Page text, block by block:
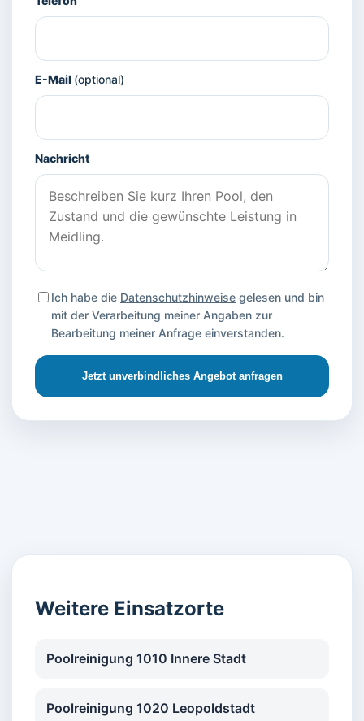
E-Mail (optional)
Nachricht
Ich habe die Datenschutzhinweise gelesen und bin
mit der Verarbeitung meiner Angaben zur
Bearbeitung meiner Anfrage einverstanden.
Jetzt unverbindliches Angebot anfragen
Weitere Einsatzorte
Poolreinigung 1010 Innere Stadt
Poolreinigung 1020 Leopoldstadt